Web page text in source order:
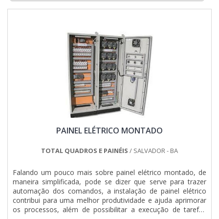
itens oferecidos, como painel de comando elétrico e quadro
padrões possíveis por contar com escritório de alta
qualidade onde são realizadas as atividades e departamento
técnico de engenharia e projetos com capacidade para
atender diversos tipos de serviços.Todos esses fatores,
agregados a uma equipe multidisciplinar de consultores
associados e profissionais qualificados, comprovam sua
essência de trazer o melhor para todos os clientes....
PAINEL ELÉTRICO MONTADO
TOTAL QUADROS E PAINÉIS / SALVADOR - BA
Falando um pouco mais sobre painel elétrico montado, de
maneira simplificada, pode se dizer que serve para trazer
automação dos comandos, a instalação de painel elétrico
contribui para uma melhor produtividade e ajuda aprimorar
os processos, além de possibilitar a execução de tarefas